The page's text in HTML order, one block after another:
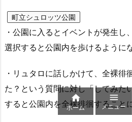
町立シュロッツ公園
・公園に入るとイベントが発生し
選択すると公園内を歩けるように
・リュタロに話しかけて、全裸徘
た？という質問に対し「してみ
すると公園内を全裸徘徊することに

ホーム

メニュー